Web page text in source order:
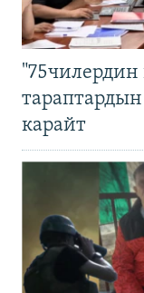
карайт